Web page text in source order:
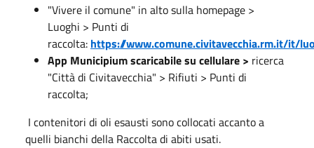
"Vivere il comune" in alto sulla homepage >
Luoghi > Punti di
raccolta: https://www.comune.civitavecchia.rm.it/it/
App Municipium scaricabile su cellulare > ricerca
"Città di Civitavecchia" > Rifiuti > Punti di
raccolta;
I contenitori di oli esausti sono collocati accanto a
quelli bianchi della Raccolta di abiti usati.